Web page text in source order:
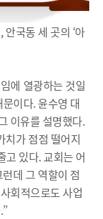
국동 세 곳의 ‘아
에 열광하는 것일
이다. 윤수영 대
이유를 설명했다.
치가 점점 떨어지
고 있다. 교회는 어
데 그 역할이 점
회적으로도 사업